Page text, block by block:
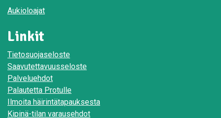
Aukioloajat
Linkit
Tietosuojaseloste
Saavutettavuusseloste
Palveluehdot
Palautetta Protulle
Ilmoita häirintätapauksesta
Kipinä-tilan varausehdot